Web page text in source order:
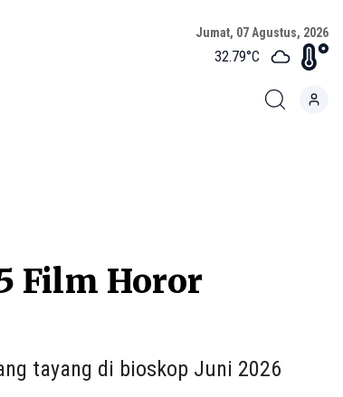
Jumat, 07 Agustus, 2026
32.79°C
Film Horor
tayang di bioskop Juni 2026